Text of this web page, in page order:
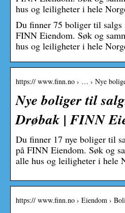
hus og leiligheter i hele
Du finner 75 boliger til
FINN Eiendom. Søk og
hus og leiligheter i hele
https:// www.finn.no › … › Nye
Nye boliger til
Drøbak | FINN
Du finner 17 nye boliger til
på FINN Eiendom. Søk og
alle hus og leiligheter i hele
https:// www.finn.no › Eiendom ›